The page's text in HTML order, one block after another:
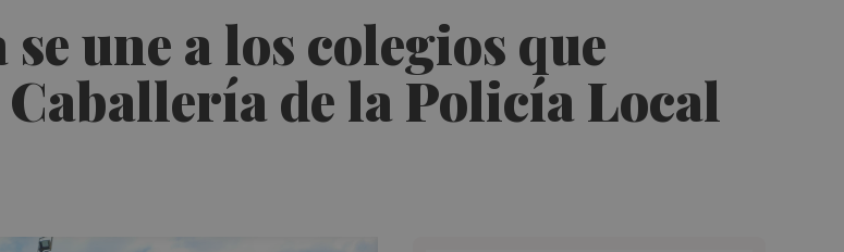
une a los colegios que
de la Policía Local